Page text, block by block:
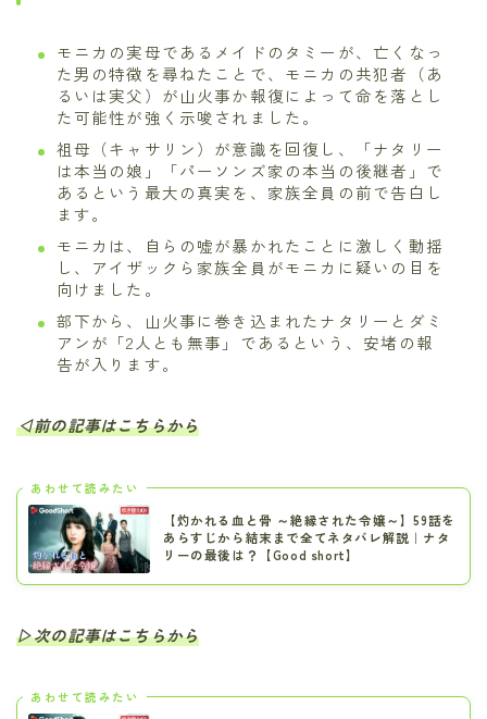
モニカの実母であるメイドのタミーが、亡くなっ
た男の特徴を尋ねたことで、モニカの共犯者（あ
るいは実父）が山火事か報復によって命を落とし
た可能性が強く示唆されました。
祖母（キャサリン）が意識を回復し、「ナタリー
は本当の娘」「パーソンズ家の本当の後継者」で
あるという最大の真実を、家族全員の前で告白し
ます。
モニカは、自らの嘘が暴かれたことに激しく動揺
し、アイザックら家族全員がモニカに疑いの目を
向けました。
部下から、山火事に巻き込まれたナタリーとダミ
アンが「2人とも無事」であるという、安堵の報
告が入ります。
◁前の記事はこちらから
あわせて読みたい
【灼かれる血と骨 ～絶縁された令嬢～】59話を
あらすじから結末まで全てネタバレ解説｜ナタ
リーの最後は？【Good short】
▷次の記事はこちらから
あわせて読みたい